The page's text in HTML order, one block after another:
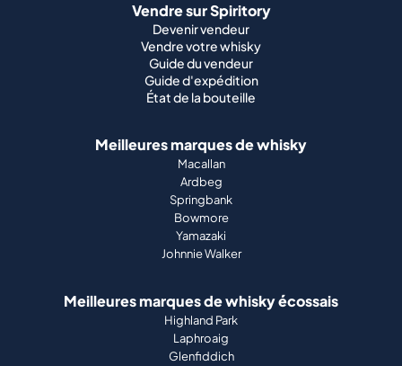
Vendre sur Spiritory
Devenir vendeur
Vendre votre whisky
Guide du vendeur
Guide d'expédition
État de la bouteille
Meilleures marques de whisky
Macallan
Ardbeg
Springbank
Bowmore
Yamazaki
Johnnie Walker
Meilleures marques de whisky écossais
Highland Park
Laphroaig
Glenfiddich